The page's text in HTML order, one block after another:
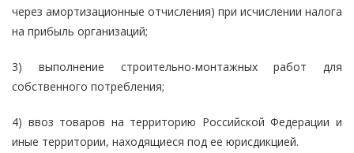
через амортизационные отчисления) при исчислении налога
на прибыль организаций;
3) выполнение строительно-монтажных работ для
собственного потребления;
4) ввоз товаров на территорию Российской Федерации и
иные территории, находящиеся под ее юрисдикцией.